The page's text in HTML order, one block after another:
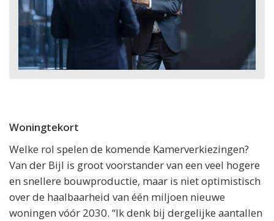
Woningtekort
Welke rol spelen de komende Kamerverkiezingen?
Van der Bijl is groot voorstander van een veel hogere
en snellere bouwproductie, maar is niet optimistisch
over de haalbaarheid van één miljoen nieuwe
woningen vóór 2030. “Ik denk bij dergelijke aantallen